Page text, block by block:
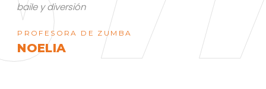
que nos centramos en disfrutar con
PROFESORA DE ZUMBA
DAYANA